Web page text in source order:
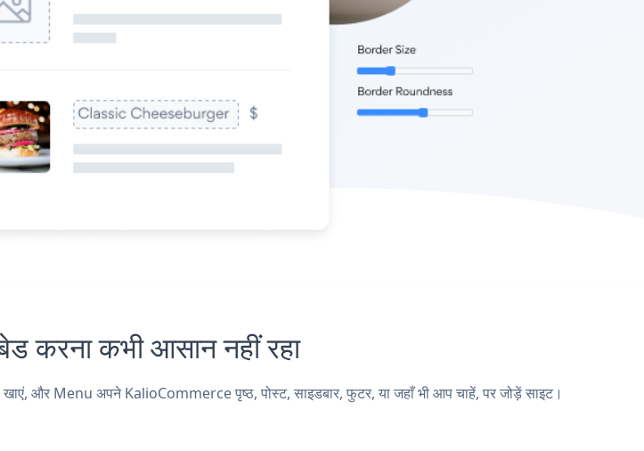
कभी आसान नहीं रहा
और Menu अपने KalioCommerce पृष्ठ, पोस्ट, साइडबार, फुटर, या जहाँ भी आप चाहें, पर जोड़ें साइट।